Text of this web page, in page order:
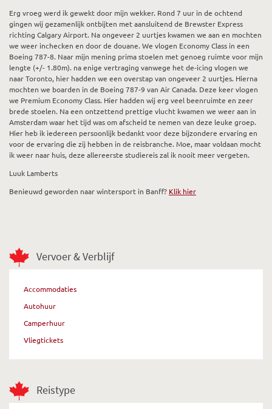
Vervoer & Verblijf
Accommodaties
Autohuur
Camperhuur
Vliegtickets
Reistype
Erg vroeg werd ik gewekt door mijn wekker. Rond 7 uur in de ochtend
gingen wij gezamenlijk ontbijten met aansluitend de Brewster Express
richting Calgary Airport. Na ongeveer 2 uurtjes kwamen we aan en mochten
we weer inchecken en door de douane. We vlogen Economy Class in een
Boeing 787-8. Naar mijn mening prima stoelen met genoeg ruimte voor mijn
lengte (+/- 1.80m). na enige vertraging vanwege het de-icing vlogen we
naar Toronto, hier hadden we een overstap van ongeveer 2 uurtjes. Hierna
mochten we boarden in de Boeing 787-9 van Air Canada. Deze keer vlogen
we Premium Economy Class. Hier hadden wij erg veel beenruimte en zeer
brede stoelen. Na een ontzettend prettige vlucht kwamen we weer aan in
Amsterdam waar het tijd was om afscheid te nemen van deze leuke groep.
Hier heb ik iedereen persoonlijk bedankt voor deze bijzondere ervaring en
voor de ervaring die zij hebben in de reisbranche. Moe, maar voldaan mocht
ik weer naar huis, deze allereerste studiereis zal ik nooit meer vergeten.
Luuk Lamberts
Benieuwd geworden naar wintersport in Banff? Klik hier